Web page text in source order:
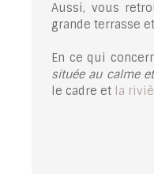
Aussi, vous
grande terrasse et
En ce qui
située au calme
le cadre et la